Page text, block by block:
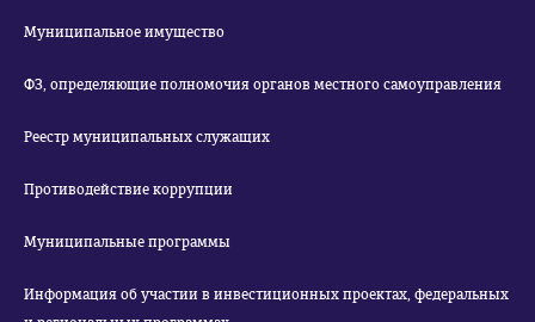
Муниципальное имущество
ФЗ, определяющие полномочия органов местного самоуправления
Реестр муниципальных служащих
Противодействие коррупции
Муниципальные программы
Информация об участии в инвестиционных проектах, федеральных